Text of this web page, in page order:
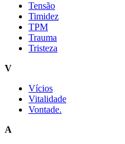
Tensão
Timidez
TPM
Trauma
Tristeza
V
Vícios
Vitalidade
Vontade.
A